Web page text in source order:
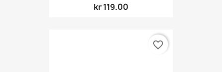
kr 119.00
favorite_border